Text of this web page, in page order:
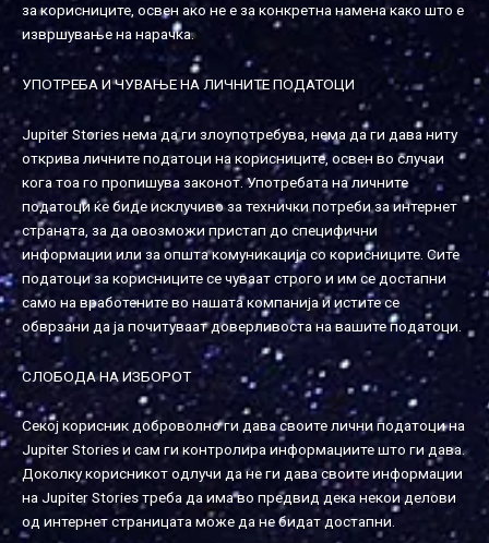
за корисниците, освен ако не е за конкретна намена како што е
извршување на нарачка.
УПОТРЕБА И ЧУВАЊЕ НА ЛИЧНИТЕ ПОДАТОЦИ
Jupiter Stories нема да ги злоупотребува, нема да ги дава ниту
открива личните податоци на корисниците, освен во случаи
кога тоа го пропишува законот. Употребата на личните
податоци ќе биде исклучиво за технички потреби за интернет
страната, за да овозможи пристап до специфични
информации или за општа комуникација со корисниците. Сите
податоци за корисниците се чуваат строго и им се достапни
само на вработените во нашата компанија и истите се
обврзани да ја почитуваат доверливоста на вашите податоци.
СЛОБОДА НА ИЗБОРОТ
Секој корисник доброволно ги дава своите лични податоци на
Jupiter Stories и сам ги контролира информациите што ги дава.
Доколку корисникот одлучи да не ги дава своите информации
на Jupiter Stories треба да има во предвид дека некои делови
од интернет страницата може да не бидат достапни.